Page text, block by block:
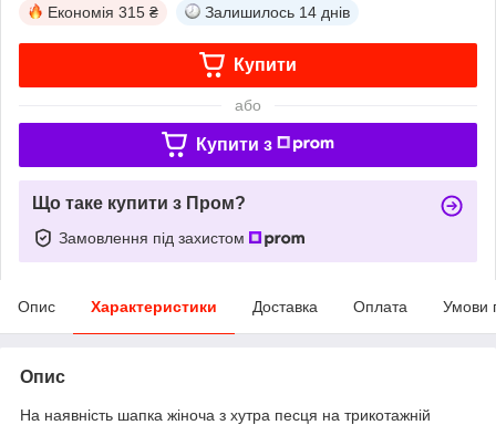
Економія 315 ₴ Залишилось 14 днів
Купити
або
Купити з
Що таке купити з Пром?
Замовлення під захистом
Опис Характеристики Доставка Оплата Умови
Опис
На наявність шапка жіноча з хутра песця на трикотажній